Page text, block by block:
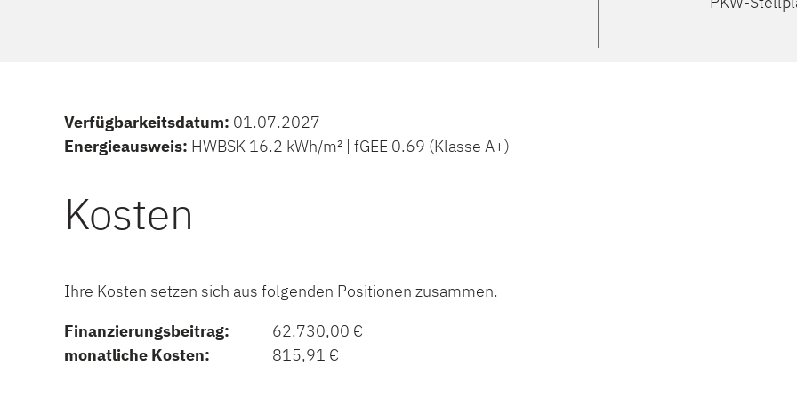
Verfügbarkeitsdatum: 01.07.2027
Energieausweis: HWBSK 16.2 kWh/m² | fGEE 0.69 (Klasse A+)
Kosten
Ihre Kosten setzen sich aus folgenden Positionen zusammen.
Finanzierungsbeitrag:
62.730,00 €
monatliche Kosten:
815,91 €